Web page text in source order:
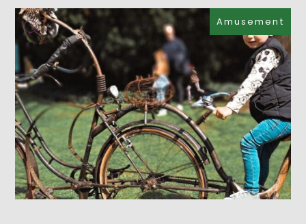
Amusement